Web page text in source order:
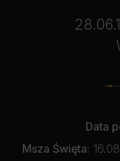
Data
Msza Święta: